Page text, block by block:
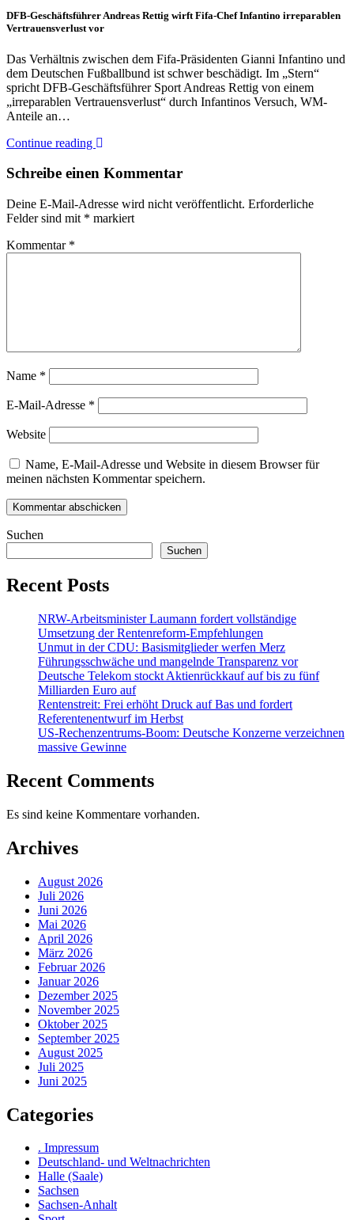
DFB-Geschäftsführer Andreas Rettig wirft Fifa-Chef Infantino irreparablen
Vertrauensverlust vor
Das Verhältnis zwischen dem Fifa-Präsidenten Gianni Infantino und
dem Deutschen Fußballbund ist schwer beschädigt. Im „Stern“
spricht DFB-Geschäftsführer Sport Andreas Rettig von einem
„irreparablen Vertrauensverlust“ durch Infantinos Versuch, WM-
Anteile an…
Continue reading
Schreibe einen Kommentar
Deine E-Mail-Adresse wird nicht veröffentlicht. Erforderliche
Felder sind mit * markiert
Kommentar *
Name *
E-Mail-Adresse *
Website
Name, E-Mail-Adresse und Website in diesem Browser für
meinen nächsten Kommentar speichern.
Suchen
Suchen
Recent Posts
NRW-Arbeitsminister Laumann fordert vollständige
Umsetzung der Rentenreform-Empfehlungen
Unmut in der CDU: Basismitglieder werfen Merz
Führungsschwäche und mangelnde Transparenz vor
Deutsche Telekom stockt Aktienrückkauf auf bis zu fünf
Milliarden Euro auf
Rentenstreit: Frei erhöht Druck auf Bas und fordert
Referentenentwurf im Herbst
US-Rechenzentrums-Boom: Deutsche Konzerne verzeichnen
massive Gewinne
Recent Comments
Es sind keine Kommentare vorhanden.
Archives
August 2026
Juli 2026
Juni 2026
Mai 2026
April 2026
März 2026
Februar 2026
Januar 2026
Dezember 2025
November 2025
Oktober 2025
September 2025
August 2025
Juli 2025
Juni 2025
Categories
. Impressum
Deutschland- und Weltnachrichten
Halle (Saale)
Sachsen
Sachsen-Anhalt